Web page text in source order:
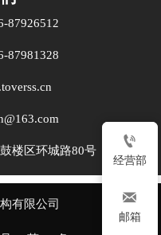
87926512
87981328
楼区环城路80号
有限公司

经营部

邮箱